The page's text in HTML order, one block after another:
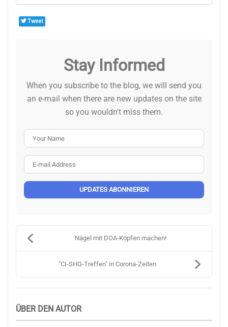
Tweet
Stay Informed
When you subscribe to the blog, we will send you
an e-mail when there are new updates on the site
so you wouldn't miss them.
UPDATES ABONNIEREN
Nägel mit DOA-Köpfen machen!
"CI-SHG-Treffen" in Corona-Zeiten
ÜBER DEN AUTOR